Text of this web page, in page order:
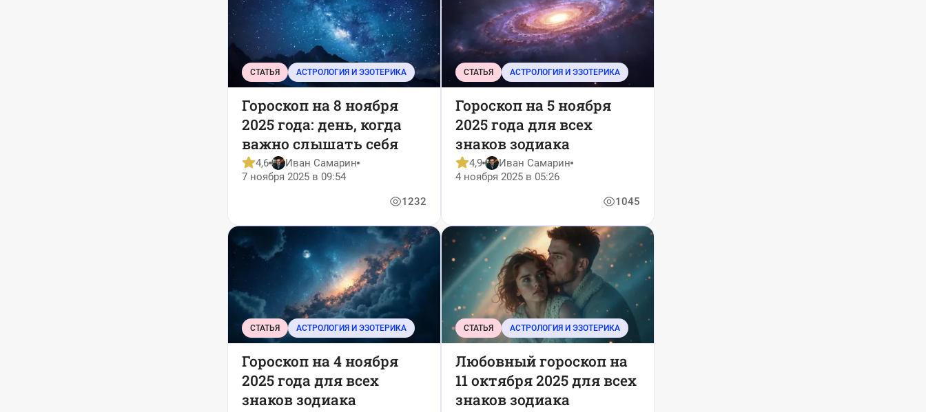
СТАТЬЯ АСТРОЛОГИЯ И ЭЗОТЕРИКА
Гороскоп на 8 ноября
2025 года: день, когда
важно слышать себя
4,6
Иван Самарин
7 ноября 2025 в 09:54
1232
СТАТЬЯ АСТРОЛОГИЯ И ЭЗОТЕРИКА
Гороскоп на 5 ноября
2025 года для всех
знаков зодиака
4,9
Иван Самарин
4 ноября 2025 в 05:26
1045
СТАТЬЯ АСТРОЛОГИЯ И ЭЗОТЕРИКА
Гороскоп на 4 ноября
2025 года для всех
знаков зодиака
СТАТЬЯ АСТРОЛОГИЯ И ЭЗОТЕРИКА
Любовный гороскоп на
11 октября 2025 для всех
знаков зодиака